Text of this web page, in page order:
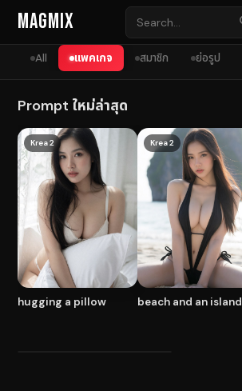
Skip to content
MagMix
All แพคเกจ สมาชิก ย่อรูป
Prompt ใหม่ล่าสุด
Krea 2
hugging a pillow
Krea 2
beach and an island